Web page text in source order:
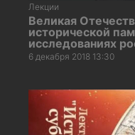
Лекции
Великая
исторической
исследованиях
6 декабря 2018 13:30